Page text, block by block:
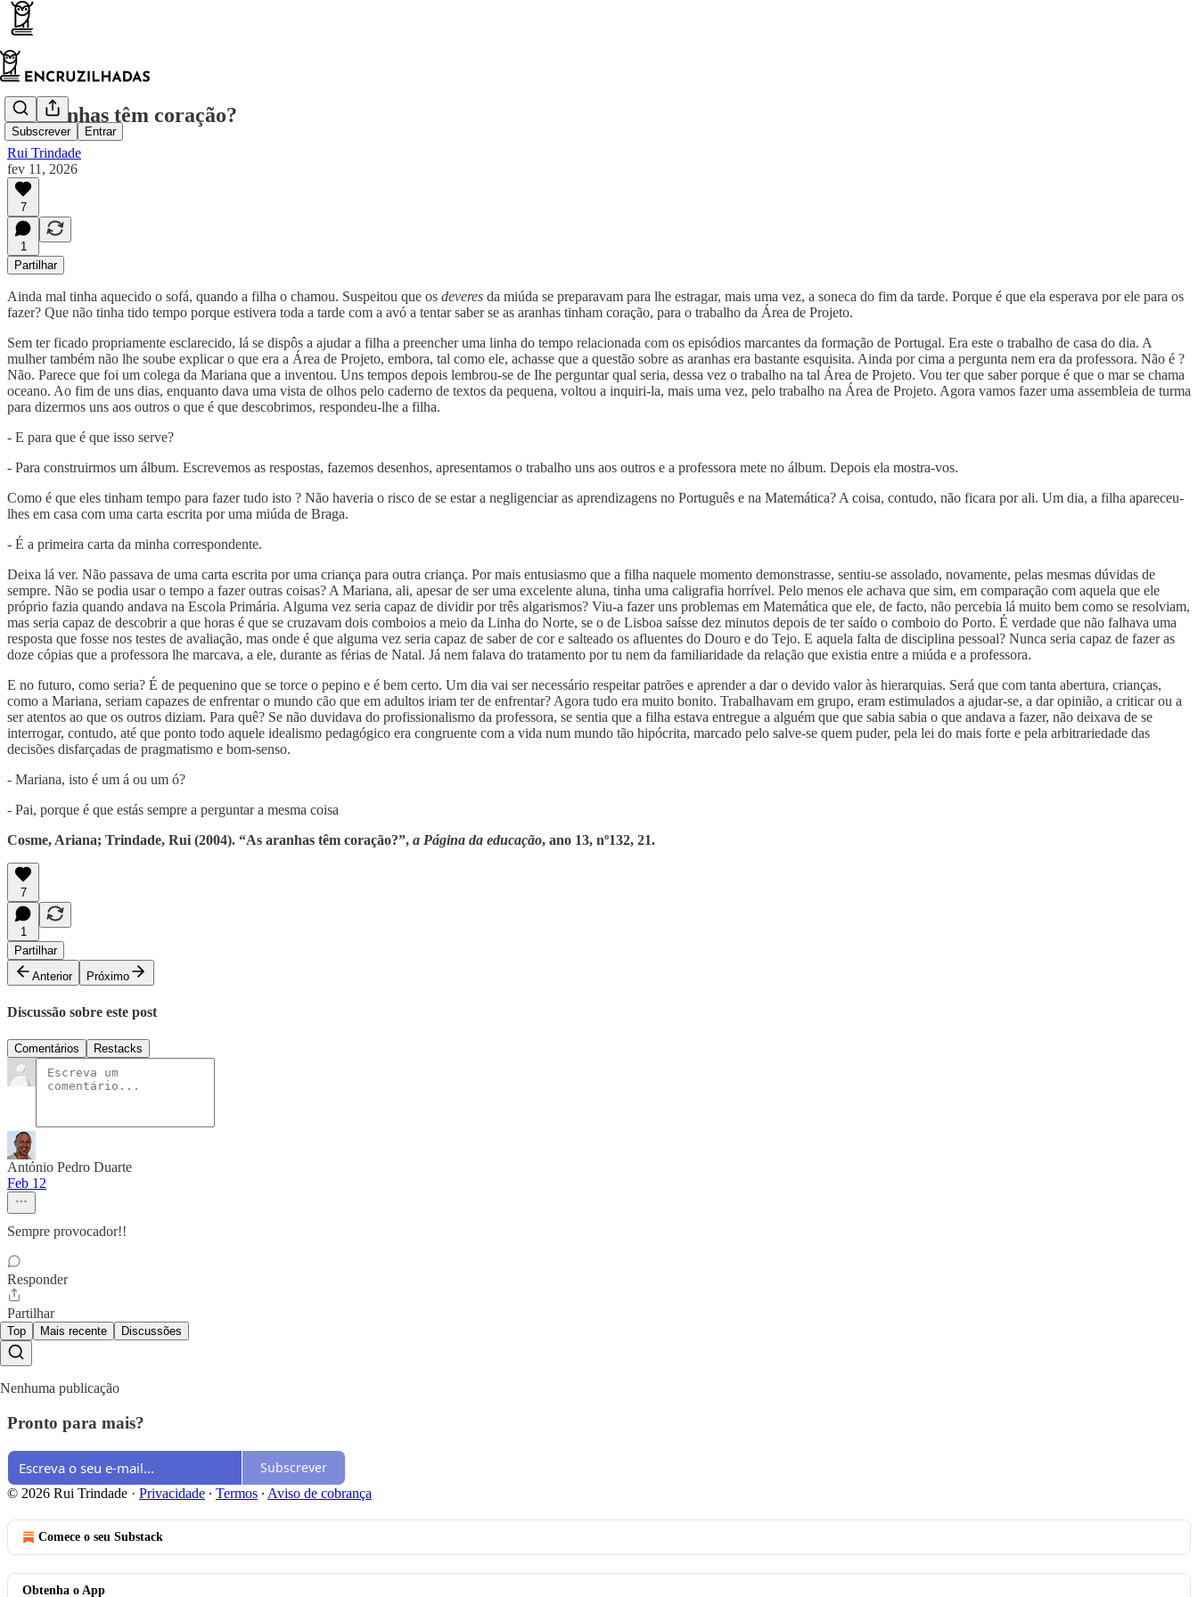
Subscrever Entrar
As aranhas têm coração?
Rui Trindade
fev 11, 2026
7
1
Partilhar
Ainda mal tinha aquecido o sofá, quando a filha o chamou. Suspeitou que os deveres da miúda se preparavam para lhe estragar, mais uma vez, a soneca do fim da tarde. Porque é que ela esperava por ele para os
fazer? Que não tinha tido tempo porque estivera toda a tarde com a avó a tentar saber se as aranhas tinham coração, para o trabalho da Área de Projeto.
Sem ter ficado propriamente esclarecido, lá se dispôs a ajudar a filha a preencher uma linha do tempo relacionada com os episódios marcantes da formação de Portugal. Era este o trabalho de casa do dia. A
mulher também não lhe soube explicar o que era a Área de Projeto, embora, tal como ele, achasse que a questão sobre as aranhas era bastante esquisita. Ainda por cima a pergunta nem era da professora. Não é ?
Não. Parece que foi um colega da Mariana que a inventou. Uns tempos depois lembrou-se de Ihe perguntar qual seria, dessa vez o trabalho na tal Área de Projeto. Vou ter que saber porque é que o mar se chama
oceano. Ao fim de uns dias, enquanto dava uma vista de olhos pelo caderno de textos da pequena, voltou a inquiri-la, mais uma vez, pelo trabalho na Área de Projeto. Agora vamos fazer uma assembleia de turma
para dizermos uns aos outros o que é que descobrimos, respondeu-lhe a filha.
- E para que é que isso serve?
- Para construirmos um álbum. Escrevemos as respostas, fazemos desenhos, apresentamos o trabalho uns aos outros e a professora mete no álbum. Depois ela mostra-vos.
Como é que eles tinham tempo para fazer tudo isto ? Não haveria o risco de se estar a negligenciar as aprendizagens no Português e na Matemática? A coisa, contudo, não ficara por ali. Um dia, a filha apareceu-
lhes em сasa com uma carta escrita por uma miúda de Braga.
- É a primeira carta da minha correspondente.
Deixa lá ver. Não passava de uma carta escrita por uma criança para outra criança. Por mais entusiasmo que a filha naquele momento demonstrasse, sentiu-se assolado, novamente, pelas mesmas dúvidas de
sempre. Não se podia usar o tempo a fazer outras coisas? A Mаriana, ali, apesar de ser uma excelente aluna, tinha uma caligrafia horrível. Pelo menos ele achava que sim, em comparação com aquela que ele
próprio fazia quando andava na Escola Primária. Alguma vez seria capaz de dividir por três algarismos? Viu-a fazer uns problemas em Matemática que ele, de facto, não percebia lá muito bem como se resolviam,
mas seria capaz de descobrir a que horas é que se cruzavam dois comboios a meio da Linha do Norte, se o de Lisboa saísse dez minutos depois de ter saído о comboio do Porto. É verdade que não falhava uma
resposta que fosse nos testes de avaliação, mas onde é que alguma vez seria capaz de saber de cor e salteado os afluentes do Douro e do Tejo. E aquela falta de disciplina pessoal? Nunca seria capaz de fazer as
doze cópias que a professora lhe marcava, a ele, durante as férias de Natal. Já nem falava do tratamento por tu nem da familiaridade da relação que existia entre a miúda e a professora.
E no futuro, como seria? É de pequenino que se torce o pepino e é bem certo. Um dia vai ser necessário respeitar patrões e aprender a dar o devido valor às hierarquias. Será que com tanta abertura, crianças,
como a Mariana, seriam capazes de enfrentar o mundo cão que em adultos iriam ter de enfrentar? Agora tudo era muito bonito. Trabalhavam em grupo, eram estimulados a ajudar-se, a dar opinião, a criticar ou a
ser atentos ao que os outros diziam. Para quê? Se não duvidava do profissionalismo da professora, se sentia que a filha estava entregue a alguém que que sabia sabia o que andava a fazer, não deixava de se
interrogar, contudo, até que ponto todo aquele idealismo реdagógico era congruente com a vida num mundo tão hipócrita, marcado pelo salve-se quem puder, pela lei do mais forte e pela arbitrariedade das
decisões disfarçadas de pragmatismo e bom-senso.
- Mariana, isto é um á ou um ó?
- Pai, porque é que estás sempre a perguntar a mesma coisa
Cosme, Ariana; Trindade, Rui (2004). “As aranhas têm coração?”, a Página da educação, ano 13, nº132, 21.
7
1
Partilhar
Anterior
Próximo
Discussão sobre este post
Comentários Restacks
António Pedro Duarte
Feb 12
Sempre provocador!!
Responder
Partilhar
Top Mais recente Discussões
Nenhuma publicação
Pronto para mais?
Subscrever
© 2026 Rui Trindade · Privacidade ∙ Termos ∙ Aviso de cobrança
Comece o seu Substack
Obtenha o App